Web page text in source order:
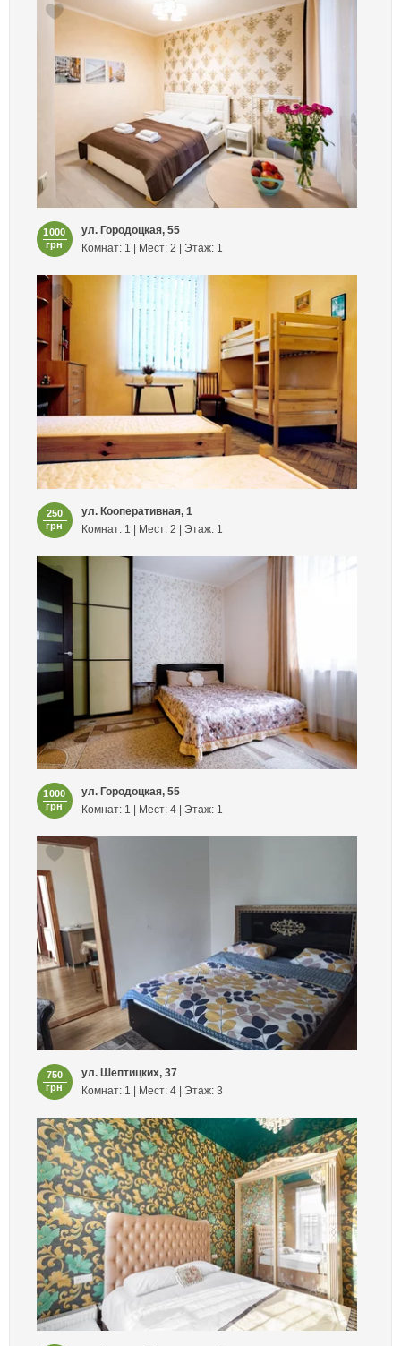
1000
грн
ул. Городоцкая, 55
Комнат: 1 | Мест: 2 | Этаж: 1
250
грн
ул. Кооперативная, 1
Комнат: 1 | Мест: 2 | Этаж: 1
1000
грн
ул. Городоцкая, 55
Комнат: 1 | Мест: 4 | Этаж: 1
750
грн
ул. Шептицких, 37
Комнат: 1 | Мест: 4 | Этаж: 3